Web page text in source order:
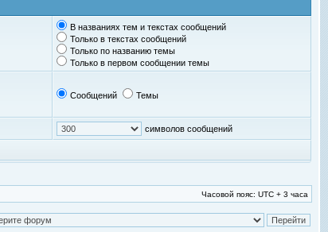
В названиях тем и текстах сообщений
Только в текстах сообщений
Только по названию темы
Только в первом сообщении темы
Сообщений Темы
символов сообщений
Часовой пояс: UTC + 3 часа